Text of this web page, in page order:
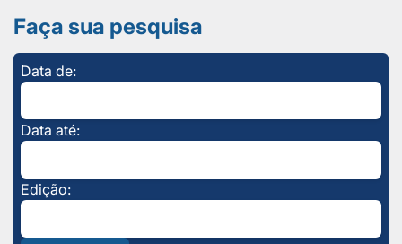
Faça sua pesquisa
Data de:
Data até:
Edição: